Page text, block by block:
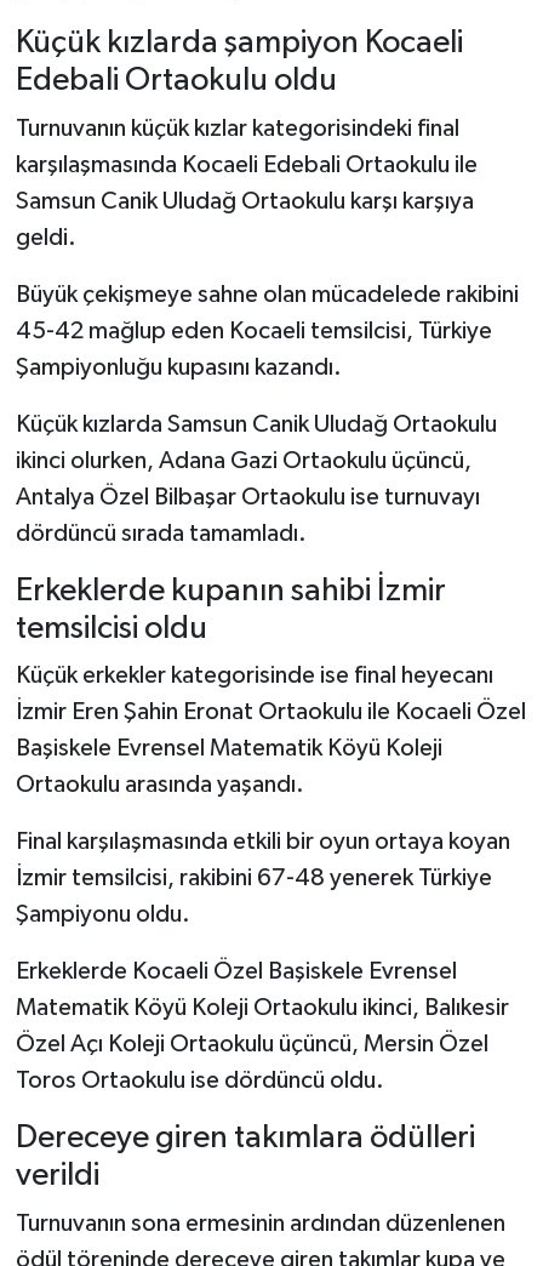
Küçük kızlarda şampiyon Kocaeli
Edebali Ortaokulu oldu
Turnuvanın küçük kızlar kategorisindeki final
karşılaşmasında Kocaeli Edebali Ortaokulu ile
Samsun Canik Uludağ Ortaokulu karşı karşıya
geldi.
Büyük çekişmeye sahne olan mücadelede rakibini
45-42 mağlup eden Kocaeli temsilcisi, Türkiye
Şampiyonluğu kupasını kazandı.
Küçük kızlarda Samsun Canik Uludağ Ortaokulu
ikinci olurken, Adana Gazi Ortaokulu üçüncü,
Antalya Özel Bilbaşar Ortaokulu ise turnuvayı
dördüncü sırada tamamladı.
Erkeklerde kupanın sahibi İzmir
temsilcisi oldu
Küçük erkekler kategorisinde ise final heyecanı
İzmir Eren Şahin Eronat Ortaokulu ile Kocaeli Özel
Başiskele Evrensel Matematik Köyü Koleji
Ortaokulu arasında yaşandı.
Final karşılaşmasında etkili bir oyun ortaya koyan
İzmir temsilcisi, rakibini 67-48 yenerek Türkiye
Şampiyonu oldu.
Erkeklerde Kocaeli Özel Başiskele Evrensel
Matematik Köyü Koleji Ortaokulu ikinci, Balıkesir
Özel Açı Koleji Ortaokulu üçüncü, Mersin Özel
Toros Ortaokulu ise dördüncü oldu.
Dereceye giren takımlara ödülleri
verildi
Turnuvanın sona ermesinin ardından düzenlenen
ödül töreninde dereceye giren takımlar kupa ve